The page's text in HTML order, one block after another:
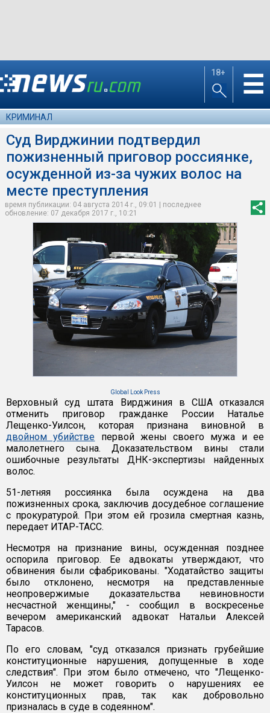
18+ ☰
КРИМИНАЛ
Суд Вирджинии подтвердил
пожизненный приговор россиянке,
осужденной из-за чужих волос на
месте преступления
время публикации: 04 августа 2014 г., 09:01 | последнее
обновление: 07 декабря 2017 г., 10:21
Global Look Press
Верховный суд штата Вирджиния в США отказался
отменить приговор гражданке России Наталье
Лещенко-Уилсон, которая признана виновной в
двойном убийстве первой жены своего мужа и ее
малолетнего сына. Доказательством вины стали
ошибочные результаты ДНК-экспертизы найденных
волос.
51-летняя россиянка была осуждена на два
пожизненных срока, заключив досудебное соглашение
с прокуратурой. При этом ей грозила смертная казнь,
передает ИТАР-ТАСС.
Несмотря на признание вины, осужденная позднее
оспорила приговор. Ее адвокаты утверждают, что
обвинения были сфабрикованы. "Ходатайство защиты
было отклонено, несмотря на представленные
неопровержимые доказательства невиновности
несчастной женщины," - сообщил в воскресенье
вечером американский адвокат Натальи Алексей
Тарасов.
По его словам, "суд отказался признать грубейшие
конституционные нарушения, допущенные в ходе
следствия". При этом было отмечено, что "Лещенко-
Уилсон не может говорить о нарушениях ее
конституционных прав, так как добровольно
призналась в суде в содеянном".